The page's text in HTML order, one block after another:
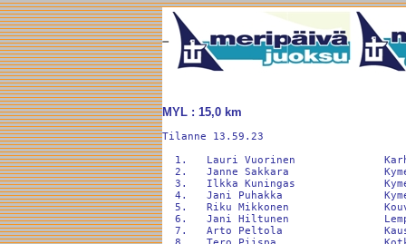
MYL : 15,0 km
Tilanne 13.59.23
1.   Lauri Vuorinen
2.   Janne Sakkara
3.   Ilkka Kuningas
4.   Jani Puhakka
5.   Riku Mikkonen
6.   Jani Hiltunen
7.   Arto Peltola